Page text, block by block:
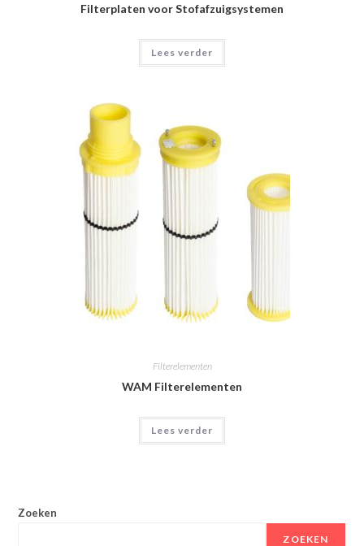
Filterplaten voor Stofafzuigsystemen
Lees verder
Filterelementen
WAM Filterelementen
Lees verder
Zoeken
ZOEKEN